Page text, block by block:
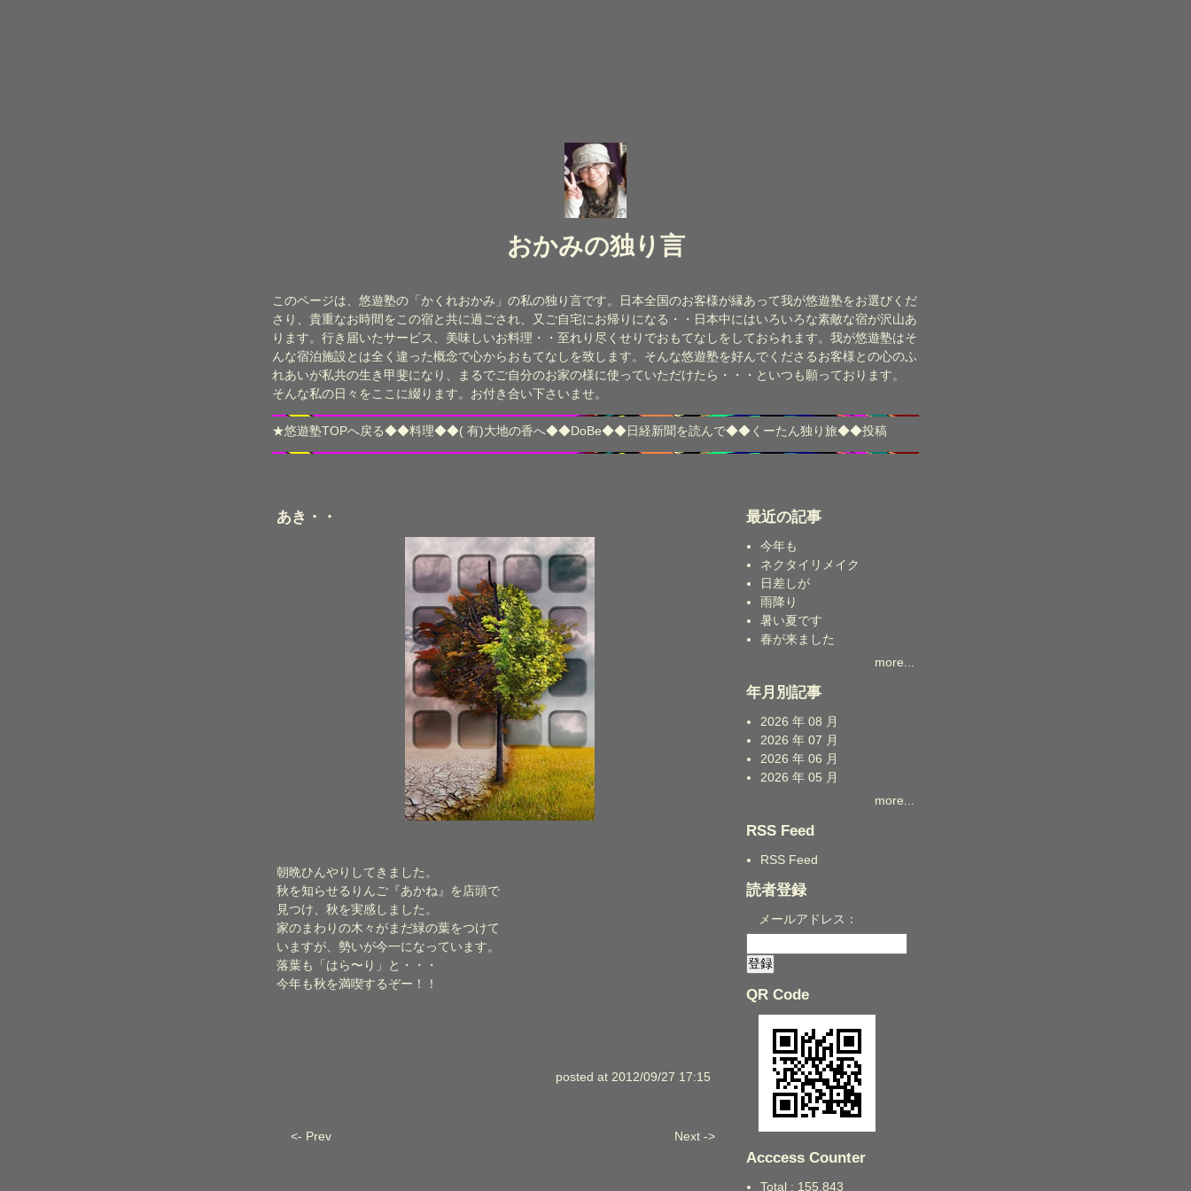
おかみの独り言
このページは、悠遊塾の「かくれおかみ」の私の独り言です。日本全国のお客様が縁あって我が悠遊塾をお選びくだ
さり、貴重なお時間をこの宿と共に過ごされ、又ご自宅にお帰りになる・・日本中にはいろいろな素敵な宿が沢山あ
ります。行き届いたサービス、美味しいお料理・・至れり尽くせりでおもてなしをしておられます。我が悠遊塾はそ
んな宿泊施設とは全く違った概念で心からおもてなしを致します。そんな悠遊塾を好んでくださるお客様との心のふ
れあいが私共の生き甲斐になり、まるでご自分のお家の様に使っていただけたら・・・といつも願っております。
そんな私の日々をここに綴ります。お付き合い下さいませ。
★悠遊塾TOPへ戻る◆◆料理◆◆( 有)大地の香へ◆◆DoBe◆◆日経新聞を読んで◆◆ くーたん独り旅◆◆投稿
あき・・
朝晩ひんやりしてきました。
秋を知らせるりんご『あかね』を店頭で
見つけ、秋を実感しました。
家のまわりの木々がまだ緑の葉をつけて
いますが、勢いが今一になっています。
落葉も「はら〜り」と・・・
今年も秋を満喫するぞー！！
posted at 2012/09/27 17:15
<- Prev Next ->
最近の記事
今年も
ネクタイリメイク
日差しが
雨降り
暑い夏です
春が来ました
more...
年月別記事
2026 年 08 月
2026 年 07 月
2026 年 06 月
2026 年 05 月
more...
RSS Feed
RSS Feed
読者登録
メールアドレス：
QR Code
Acccess Counter
Total : 155,843